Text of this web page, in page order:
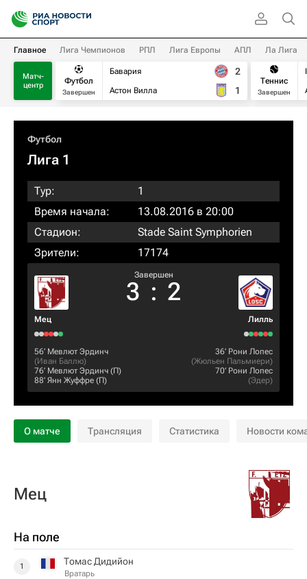
Главное Лига Чемпионов РПЛ Лига Европы АПЛ Ла Лига
Матч-
центр
Футбол
Завершен
Бавария
Астон Вилла
2
1
Теннис
Завершен
Футбол
Лига 1
Тур:
1
Время начала:
13.08.2016 в 20:00
Стадион:
Stade Saint Symphorien
Зрители:
17174
Мец
Завершен
3 : 2
Лилль
56‎’‎ Мевлют Эрдинч
(Иван Баллю)
76‎’‎ Мевлют Эрдинч (П)
88‎’‎ Янн Жуффре (П)
36‎’‎ Рони Лопес
(Жюльен Пальмиери)
70‎’‎ Рони Лопес
(Эдер)
О матче Трансляция Статистика Новости
Мец
На поле
1 Томас Дидийон
Вратарь